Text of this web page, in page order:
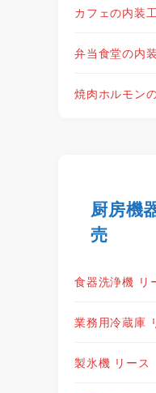
カフェの内装
弁当食堂の内
焼肉ホルモン
厨房機
売
食器洗浄機 リ
業務用冷蔵庫
製氷機 リース